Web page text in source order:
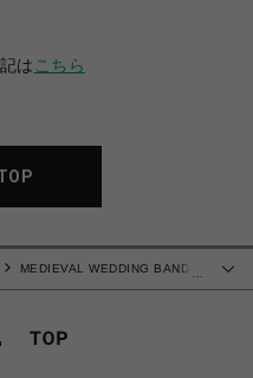
は こちら
…
MEDIEVAL WEDDING BAND リ